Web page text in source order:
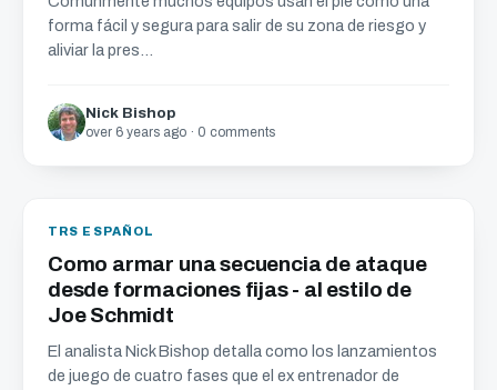
forma fácil y segura para salir de su zona de riesgo y
aliviar la pres...
Nick Bishop
over 6 years ago · 0 comments
TRS ESPAÑOL
Como armar una secuencia de ataque
desde formaciones fijas - al estilo de
Joe Schmidt
El analista Nick Bishop detalla como los lanzamientos
de juego de cuatro fases que el ex entrenador de